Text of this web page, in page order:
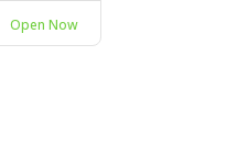
Open Now